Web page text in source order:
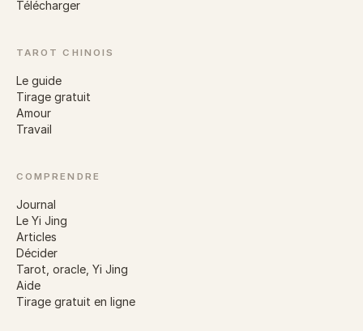
Télécharger
TAROT CHINOIS
Le guide
Tirage gratuit
Amour
Travail
COMPRENDRE
Journal
Le Yi Jing
Articles
Décider
Tarot, oracle, Yi Jing
Aide
Tirage gratuit en ligne